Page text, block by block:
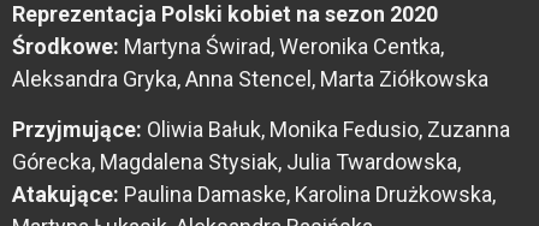
Reprezentacja Polski kobiet na sezon 2020
Środkowe: Martyna Świrad, Weronika Centka,
Aleksandra Gryka, Anna Stencel, Marta Ziółkowska
Przyjmujące: Oliwia Bałuk, Monika Fedusio, Zuzanna
Górecka, Magdalena Stysiak, Julia Twardowska,
Atakujące: Paulina Damaske, Karolina Drużkowska,